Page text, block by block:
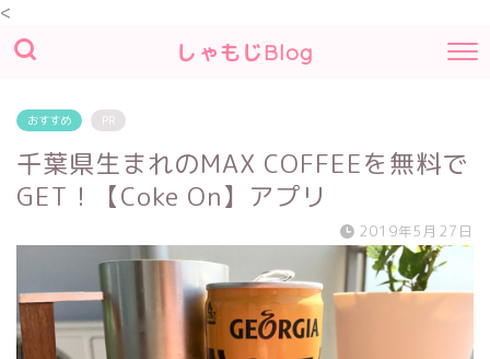
<
しゃもじBlog
おすすめ PR
千葉県生まれのMAX COFFEEを無料で
GET！【Coke On】アプリ
2019年5月27日